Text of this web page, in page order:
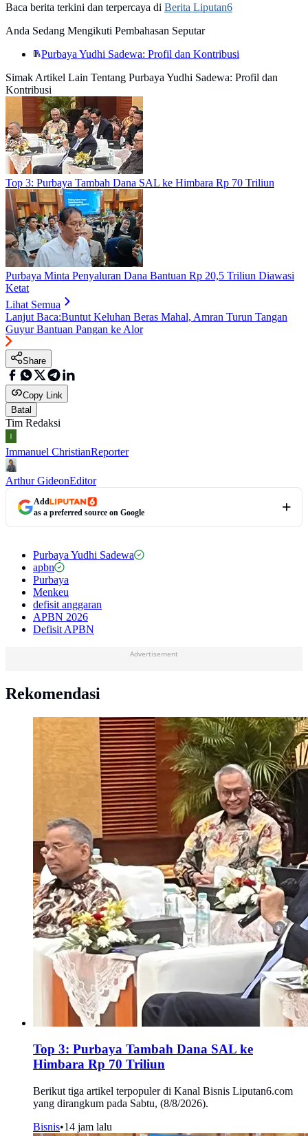
Baca berita terkini dan terpercaya di Berita Liputan6
Anda Sedang Mengikuti Pembahasan Seputar
Purbaya Yudhi Sadewa: Profil dan Kontribusi
Simak Artikel Lain Tentang Purbaya Yudhi Sadewa: Profil dan
Kontribusi
Top 3: Purbaya Tambah Dana SAL ke Himbara Rp 70 Triliun
Purbaya Minta Penyaluran Dana Bantuan Rp 20,5 Triliun Diawasi
Ketat
Lihat Semua
Lanjut Baca:Buntut Keluhan Beras Mahal, Amran Turun Tangan
Guyur Bantuan Pangan ke Alor
Share
Copy Link
Batal
Tim Redaksi
Immanuel ChristianReporter
Arthur GideonEditor
Add
as a preferred source on Google
Purbaya Yudhi Sadewa
apbn
Purbaya
Menkeu
defisit anggaran
APBN 2026
Defisit APBN
Advertisement
Rekomendasi
Top 3: Purbaya Tambah Dana SAL ke
Himbara Rp 70 Triliun
Berikut tiga artikel terpopuler di Kanal Bisnis Liputan6.com
yang dirangkum pada Sabtu, (8/8/2026).
Bisnis•14 jam lalu